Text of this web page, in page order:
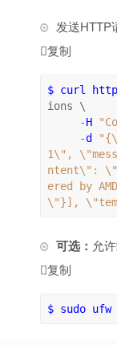
发送HTTP
复制
$ curl http
ions \
-H
-d
1\",
ntent\": \"I
ered by
\"}],
可选： 允
复制
$ sudo